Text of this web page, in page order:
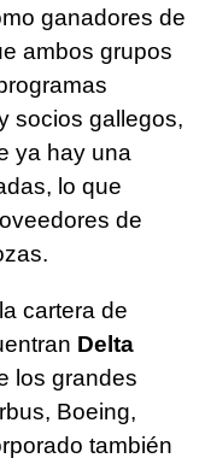
ganadores de
ambos grupos
socios gallegos,
ya hay una
lo que
de
cartera de
Delta
los grandes
Boeing,
también